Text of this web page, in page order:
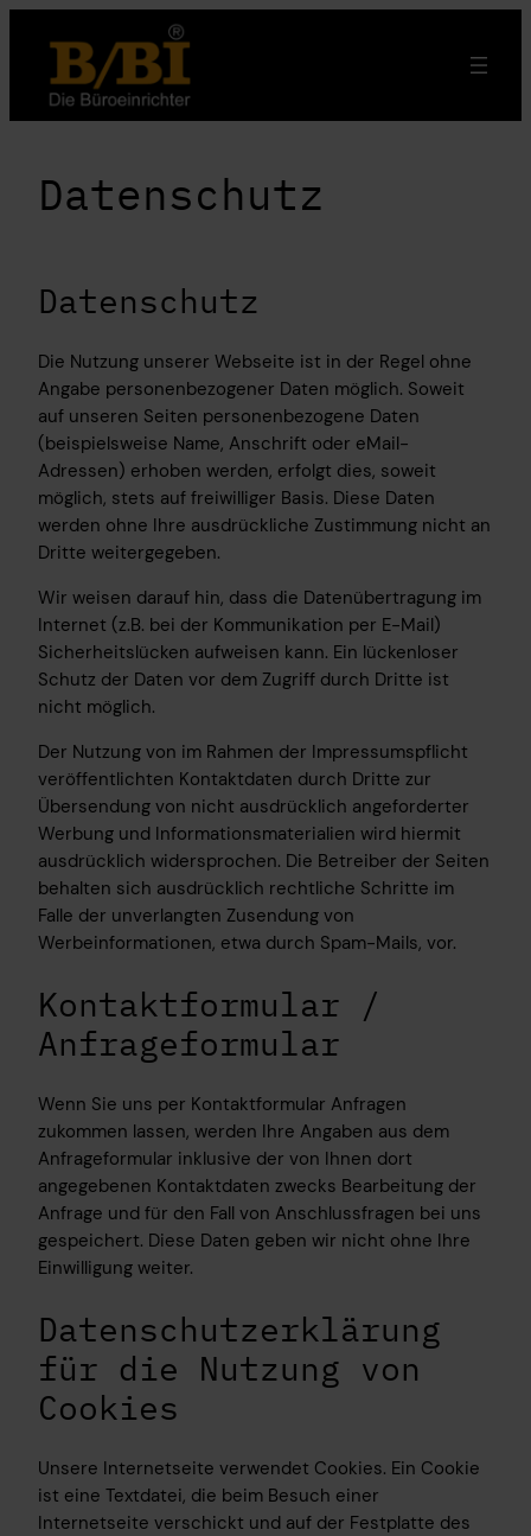
Inhalt
springen
Datenschutz
Datenschutz
Die Nutzung unserer Webseite ist in der Regel ohne
Angabe personenbezogener Daten möglich. Soweit
auf unseren Seiten personenbezogene Daten
(beispielsweise Name, Anschrift oder eMail-
Adressen) erhoben werden, erfolgt dies, soweit
möglich, stets auf freiwilliger Basis. Diese Daten
werden ohne Ihre ausdrückliche Zustimmung nicht an
Dritte weitergegeben.
Wir weisen darauf hin, dass die Datenübertragung im
Internet (z.B. bei der Kommunikation per E-Mail)
Sicherheitslücken aufweisen kann. Ein lückenloser
Schutz der Daten vor dem Zugriff durch Dritte ist
nicht möglich.
Der Nutzung von im Rahmen der Impressumspflicht
veröffentlichten Kontaktdaten durch Dritte zur
Übersendung von nicht ausdrücklich angeforderter
Werbung und Informationsmaterialien wird hiermit
ausdrücklich widersprochen. Die Betreiber der Seiten
behalten sich ausdrücklich rechtliche Schritte im
Falle der unverlangten Zusendung von
Werbeinformationen, etwa durch Spam-Mails, vor.
Kontaktformular /
Anfrageformular
Wenn Sie uns per Kontaktformular Anfragen
zukommen lassen, werden Ihre Angaben aus dem
Anfrageformular inklusive der von Ihnen dort
angegebenen Kontaktdaten zwecks Bearbeitung der
Anfrage und für den Fall von Anschlussfragen bei uns
gespeichert. Diese Daten geben wir nicht ohne Ihre
Einwilligung weiter.
Datenschutzerklärung
für die Nutzung von
Cookies
Unsere Internetseite verwendet Cookies. Ein Cookie
ist eine Textdatei, die beim Besuch einer
Internetseite verschickt und auf der Festplatte des